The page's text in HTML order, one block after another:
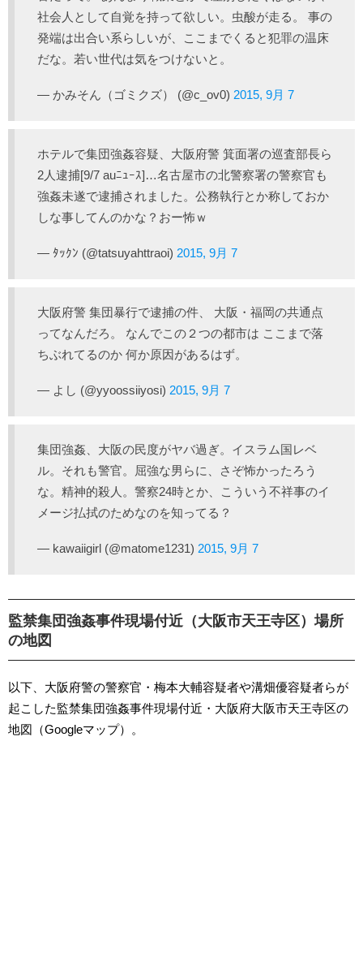
社会人として自覚を持って欲しい。虫酸が走る。 事の
発端は出合い系らしいが、ここまでくると犯罪の温床
だな。若い世代は気をつけないと。
— かみそん（ゴミクズ） (@c_ov0) 2015, 9月 7
ホテルで集団強姦容疑、大阪府警 箕面署の巡査部長ら
2人逮捕[9/7 auﾆｭｰｽ]…名古屋市の北警察署の警察官も
強姦未遂で逮捕されました。公務執行とか称しておか
しな事してんのかな？おー怖ｗ
— ﾀｯｸﾝ (@tatsuyahttraoi) 2015, 9月 7
大阪府警 集団暴行で逮捕の件、 大阪・福岡の共通点
ってなんだろ。 なんでこの２つの都市は ここまで落
ちぶれてるのか 何か原因があるはず。
— よし (@yyoossiiyosi) 2015, 9月 7
集団強姦、大阪の民度がヤバ過ぎ。イスラム国レベ
ル。それも警官。屈強な男らに、さぞ怖かったろう
な。精神的殺人。警察24時とか、こういう不祥事のイ
メージ払拭のためなのを知ってる？
— kawaiigirl (@matome1231) 2015, 9月 7
監禁集団強姦事件現場付近（大阪市天王寺区）場所
の地図
以下、大阪府警の警察官・梅本大輔容疑者や溝畑優容疑者らが
起こした監禁集団強姦事件現場付近・大阪府大阪市天王寺区の
地図（Googleマップ）。